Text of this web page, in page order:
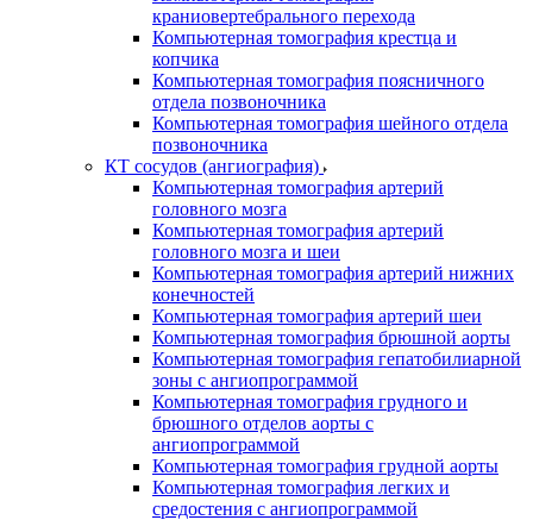
краниовертебрального перехода
Компьютерная томография крестца и
копчика
Компьютерная томография поясничного
отдела позвоночника
Компьютерная томография шейного отдела
позвоночника
КТ сосудов (ангиография)
Компьютерная томография артерий
головного мозга
Компьютерная томография артерий
головного мозга и шеи
Компьютерная томография артерий нижних
конечностей
Компьютерная томография артерий шеи
Компьютерная томография брюшной аорты
Компьютерная томография гепатобилиарной
зоны с ангиопрограммой
Компьютерная томография грудного и
брюшного отделов аорты с
ангиопрограммой
Компьютерная томография грудной аорты
Компьютерная томография легких и
средостения с ангиопрограммой